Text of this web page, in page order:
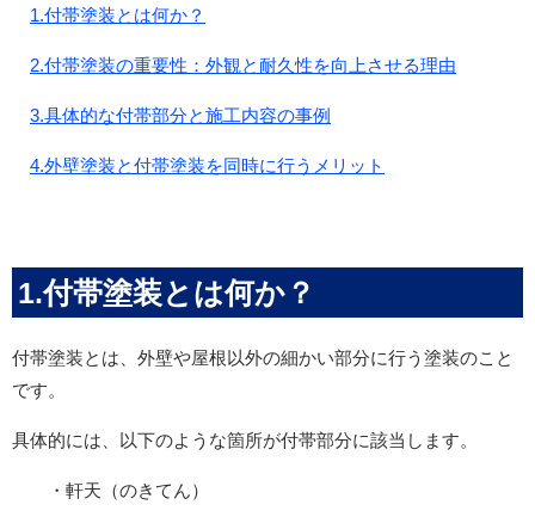
1.付帯塗装とは何か？
2.付帯塗装の重要性：外観と耐久性を向上させる理由
3.具体的な付帯部分と施工内容の事例
4.外壁塗装と付帯塗装を同時に行うメリット
1.付帯塗装とは何か？
付帯塗装とは、外壁や屋根以外の細かい部分に行う塗装のこと
です。
具体的には、以下のような箇所が付帯部分に該当します。
・軒天（のきてん）